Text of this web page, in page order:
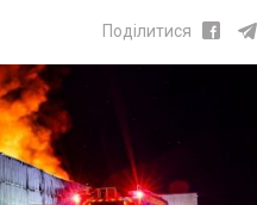
Поділитися